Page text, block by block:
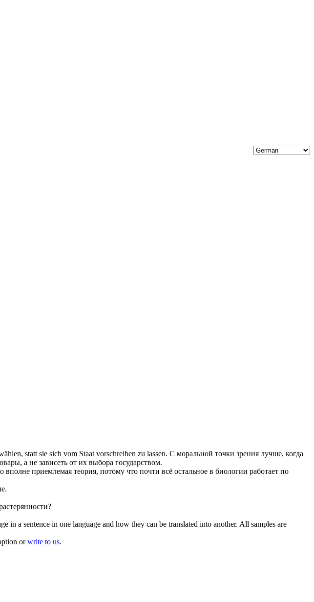
statt sie sich vom Staat vorschreiben zu lassen. С моральной точки зрения лучше, когда
а не зависеть от их выбора государством.
вполне приемлемая теория, потому что почти всё остальное в биологии работает по
a sentence in one language and how they can be translated into another. All samples are
orwrite to us.